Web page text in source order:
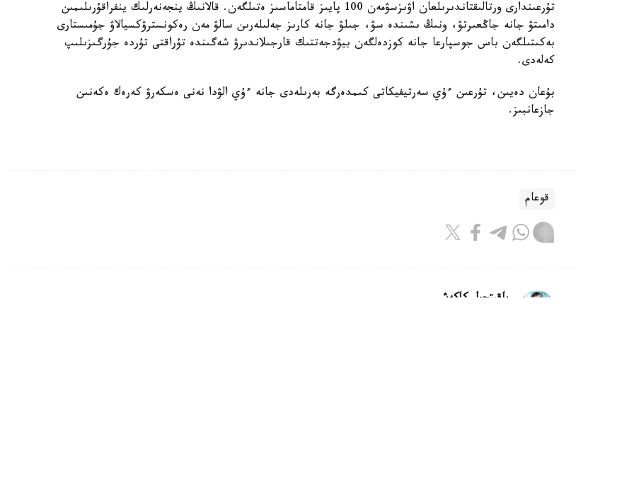
تۇرعىندارى ورتالىقتاندىرىلعان اۋىزسۋمەن 100 پايىز قامتاماسىز ەتىلگەن. قالانىڭ ينجەنەرلىك ينفراقۇرىلىمىن
دامىتۋ جانە جاڭعىرتۋ، ونىڭ ىشىندە سۋ، جىلۋ جانە كارىز جەلىلەرىن سالۋ مەن رەكونسترۋكسيالاۋ جۇمىستارى
بەكىتىلگەن باس جوسپارعا جانە كوزدەلگەن بيۋدجەتتىك قارجىلاندىرۋ شەگىندە تۇراقتى تۇردە جۇرگىزىلىپ
كەلەدى.
بۇعان دەيىن، تۇرعىن ءۇي سەرتيفيكاتى كىمدەرگە بەرىلەدى جانە ءۇي الۋدا نەنى ەسكەرۋ كەرەك ەكەنىن
جازعانبىز.
قوعام
باقىتجول كاكەش